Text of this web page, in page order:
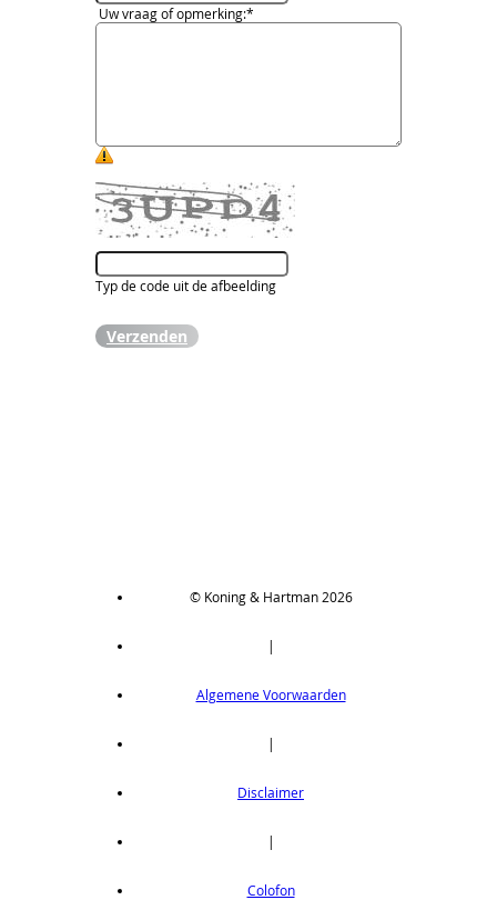
Uw vraag of opmerking:*
Typ de code uit de afbeelding
Verzenden
© Koning & Hartman 2026
|
Algemene Voorwaarden
|
Disclaimer
|
Colofon